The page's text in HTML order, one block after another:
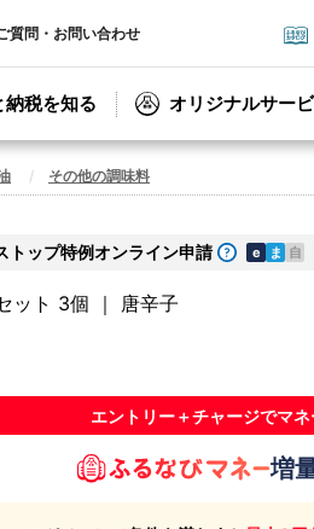
質問・お問い合わせ
納税を知る オリジナルサー
その他の調味料
トップ特例オンライン申請 e ま 自
ット 3個 ｜ 唐辛子
エントリー＋チャージでマネ
増